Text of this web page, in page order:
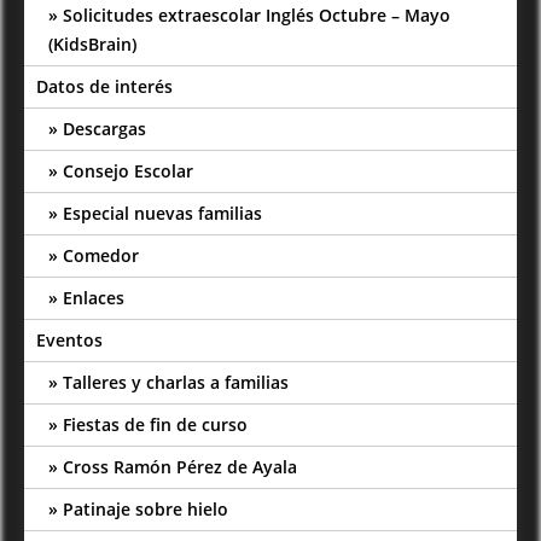
Solicitudes extraescolar Inglés Octubre – Mayo
(KidsBrain)
Datos de interés
Descargas
Consejo Escolar
Especial nuevas familias
Comedor
Enlaces
Eventos
Talleres y charlas a familias
Fiestas de fin de curso
Cross Ramón Pérez de Ayala
Patinaje sobre hielo